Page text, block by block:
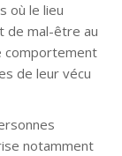
où le lieu
de mal-être au
comportement
de leur vécu
notamment